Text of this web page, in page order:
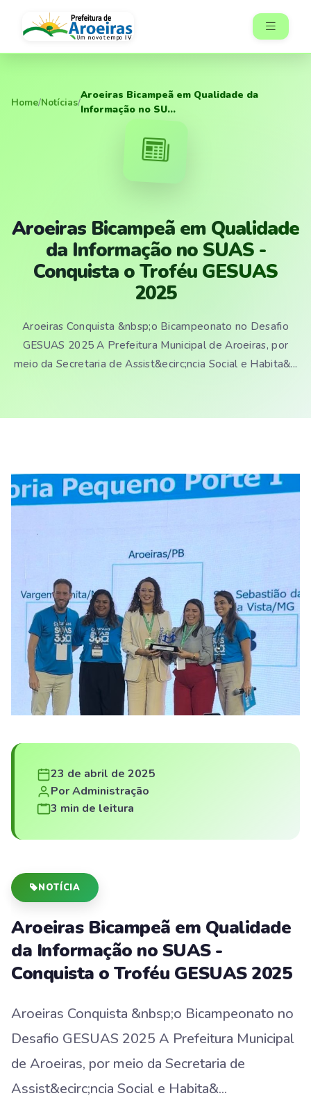
Home/Notícias/
Aroeiras Bicampeã em Qualidade da
Informação no SU...
Aroeiras Bicampeã em Qualidade
da Informação no SUAS -
Conquista o Troféu GESUAS
2025
Aroeiras Conquista &nbsp;o Bicampeonato no Desafio
GESUAS 2025 A Prefeitura Municipal de Aroeiras, por
meio da Secretaria de Assist&ecirc;ncia Social e Habita&...
23 de abril de 2025
Por Administração
3 min de leitura
NOTÍCIA
Aroeiras Bicampeã em Qualidade
da Informação no SUAS -
Conquista o Troféu GESUAS 2025
Aroeiras Conquista &nbsp;o Bicampeonato no
Desafio GESUAS 2025 A Prefeitura Municipal
de Aroeiras, por meio da Secretaria de
Assist&ecirc;ncia Social e Habita&...